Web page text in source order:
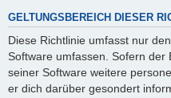
GELTUNGSBEREICH DIESER
Diese Richtlinie umfasst nur
Software umfassen. Sofern
seiner Software weitere
er dich darüber gesondert